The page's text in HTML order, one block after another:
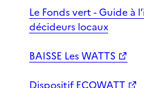
Le Fonds vert - Guide à
décideurs locaux
BAISSE Les WATTS
Dispositif ECOWATT